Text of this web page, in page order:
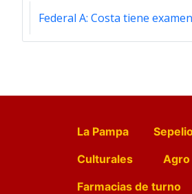
Federal A: Costa tiene
La Pampa
Culturales
Agro
Farmacias de turno